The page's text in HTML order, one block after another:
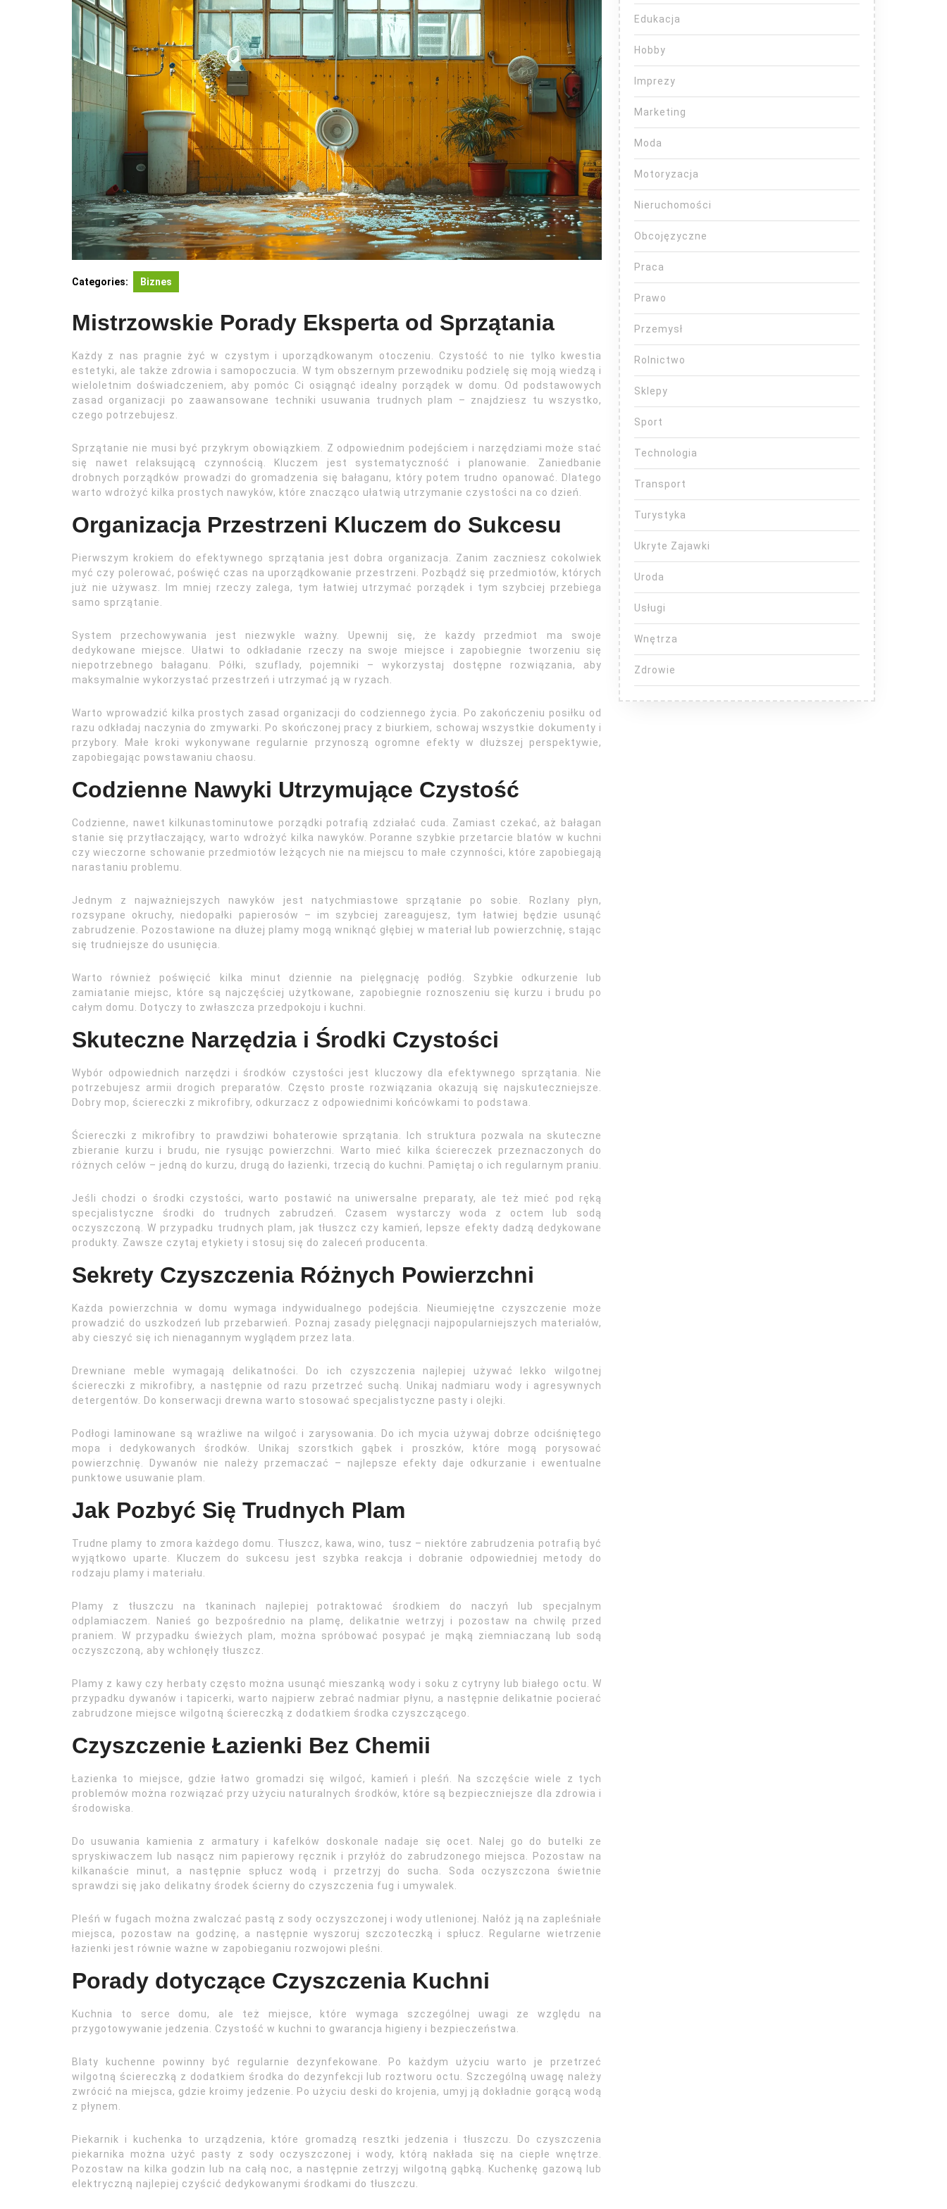
Categories: Biznes
Mistrzowskie Porady Eksperta od Sprzątania
Każdy z nas pragnie żyć w czystym i uporządkowanym otoczeniu. Czystość to nie tylko kwestia
estetyki, ale także zdrowia i samopoczucia. W tym obszernym przewodniku podzielę się moją wiedzą i
wieloletnim doświadczeniem, aby pomóc Ci osiągnąć idealny porządek w domu. Od podstawowych
zasad organizacji po zaawansowane techniki usuwania trudnych plam – znajdziesz tu wszystko,
czego potrzebujesz.
Sprzątanie nie musi być przykrym obowiązkiem. Z odpowiednim podejściem i narzędziami może stać
się nawet relaksującą czynnością. Kluczem jest systematyczność i planowanie. Zaniedbanie
drobnych porządków prowadzi do gromadzenia się bałaganu, który potem trudno opanować. Dlatego
warto wdrożyć kilka prostych nawyków, które znacząco ułatwią utrzymanie czystości na co dzień.
Organizacja Przestrzeni Kluczem do Sukcesu
Pierwszym krokiem do efektywnego sprzątania jest dobra organizacja. Zanim zaczniesz cokolwiek
myć czy polerować, poświęć czas na uporządkowanie przestrzeni. Pozbądź się przedmiotów, których
już nie używasz. Im mniej rzeczy zalega, tym łatwiej utrzymać porządek i tym szybciej przebiega
samo sprzątanie.
System przechowywania jest niezwykle ważny. Upewnij się, że każdy przedmiot ma swoje
dedykowane miejsce. Ułatwi to odkładanie rzeczy na swoje miejsce i zapobiegnie tworzeniu się
niepotrzebnego bałaganu. Półki, szuflady, pojemniki – wykorzystaj dostępne rozwiązania, aby
maksymalnie wykorzystać przestrzeń i utrzymać ją w ryzach.
Warto wprowadzić kilka prostych zasad organizacji do codziennego życia. Po zakończeniu posiłku od
razu odkładaj naczynia do zmywarki. Po skończonej pracy z biurkiem, schowaj wszystkie dokumenty i
przybory. Małe kroki wykonywane regularnie przynoszą ogromne efekty w dłuższej perspektywie,
zapobiegając powstawaniu chaosu.
Codzienne Nawyki Utrzymujące Czystość
Codzienne, nawet kilkunastominutowe porządki potrafią zdziałać cuda. Zamiast czekać, aż bałagan
stanie się przytłaczający, warto wdrożyć kilka nawyków. Poranne szybkie przetarcie blatów w kuchni
czy wieczorne schowanie przedmiotów leżących nie na miejscu to małe czynności, które zapobiegają
narastaniu problemu.
Jednym z najważniejszych nawyków jest natychmiastowe sprzątanie po sobie. Rozlany płyn,
rozsypane okruchy, niedopałki papierosów – im szybciej zareagujesz, tym łatwiej będzie usunąć
zabrudzenie. Pozostawione na dłużej plamy mogą wniknąć głębiej w materiał lub powierzchnię, stając
się trudniejsze do usunięcia.
Warto również poświęcić kilka minut dziennie na pielęgnację podłóg. Szybkie odkurzenie lub
zamiatanie miejsc, które są najczęściej użytkowane, zapobiegnie roznoszeniu się kurzu i brudu po
całym domu. Dotyczy to zwłaszcza przedpokoju i kuchni.
Skuteczne Narzędzia i Środki Czystości
Wybór odpowiednich narzędzi i środków czystości jest kluczowy dla efektywnego sprzątania. Nie
potrzebujesz armii drogich preparatów. Często proste rozwiązania okazują się najskuteczniejsze.
Dobry mop, ściereczki z mikrofibry, odkurzacz z odpowiednimi końcówkami to podstawa.
Ściereczki z mikrofibry to prawdziwi bohaterowie sprzątania. Ich struktura pozwala na skuteczne
zbieranie kurzu i brudu, nie rysując powierzchni. Warto mieć kilka ściereczek przeznaczonych do
różnych celów – jedną do kurzu, drugą do łazienki, trzecią do kuchni. Pamiętaj o ich regularnym praniu.
Jeśli chodzi o środki czystości, warto postawić na uniwersalne preparaty, ale też mieć pod ręką
specjalistyczne środki do trudnych zabrudzeń. Czasem wystarczy woda z octem lub sodą
oczyszczoną. W przypadku trudnych plam, jak tłuszcz czy kamień, lepsze efekty dadzą dedykowane
produkty. Zawsze czytaj etykiety i stosuj się do zaleceń producenta.
Sekrety Czyszczenia Różnych Powierzchni
Każda powierzchnia w domu wymaga indywidualnego podejścia. Nieumiejętne czyszczenie może
prowadzić do uszkodzeń lub przebarwień. Poznaj zasady pielęgnacji najpopularniejszych materiałów,
aby cieszyć się ich nienagannym wyglądem przez lata.
Drewniane meble wymagają delikatności. Do ich czyszczenia najlepiej używać lekko wilgotnej
ściereczki z mikrofibry, a następnie od razu przetrzeć suchą. Unikaj nadmiaru wody i agresywnych
detergentów. Do konserwacji drewna warto stosować specjalistyczne pasty i olejki.
Podłogi laminowane są wrażliwe na wilgoć i zarysowania. Do ich mycia używaj dobrze odciśniętego
mopa i dedykowanych środków. Unikaj szorstkich gąbek i proszków, które mogą porysować
powierzchnię. Dywanów nie należy przemaczać – najlepsze efekty daje odkurzanie i ewentualne
punktowe usuwanie plam.
Jak Pozbyć Się Trudnych Plam
Trudne plamy to zmora każdego domu. Tłuszcz, kawa, wino, tusz – niektóre zabrudzenia potrafią być
wyjątkowo uparte. Kluczem do sukcesu jest szybka reakcja i dobranie odpowiedniej metody do
rodzaju plamy i materiału.
Plamy z tłuszczu na tkaninach najlepiej potraktować środkiem do naczyń lub specjalnym
odplamiaczem. Nanieś go bezpośrednio na plamę, delikatnie wetrzyj i pozostaw na chwilę przed
praniem. W przypadku świeżych plam, można spróbować posypać je mąką ziemniaczaną lub sodą
oczyszczoną, aby wchłonęły tłuszcz.
Plamy z kawy czy herbaty często można usunąć mieszanką wody i soku z cytryny lub białego octu. W
przypadku dywanów i tapicerki, warto najpierw zebrać nadmiar płynu, a następnie delikatnie pocierać
zabrudzone miejsce wilgotną ściereczką z dodatkiem środka czyszczącego.
Czyszczenie Łazienki Bez Chemii
Łazienka to miejsce, gdzie łatwo gromadzi się wilgoć, kamień i pleśń. Na szczęście wiele z tych
problemów można rozwiązać przy użyciu naturalnych środków, które są bezpieczniejsze dla zdrowia i
środowiska.
Do usuwania kamienia z armatury i kafelków doskonale nadaje się ocet. Nalej go do butelki ze
spryskiwaczem lub nasącz nim papierowy ręcznik i przyłóż do zabrudzonego miejsca. Pozostaw na
kilkanaście minut, a następnie spłucz wodą i przetrzyj do sucha. Soda oczyszczona świetnie
sprawdzi się jako delikatny środek ścierny do czyszczenia fug i umywalek.
Pleśń w fugach można zwalczać pastą z sody oczyszczonej i wody utlenionej. Nałóż ją na zapleśniałe
miejsca, pozostaw na godzinę, a następnie wyszoruj szczoteczką i spłucz. Regularne wietrzenie
łazienki jest równie ważne w zapobieganiu rozwojowi pleśni.
Porady dotyczące Czyszczenia Kuchni
Kuchnia to serce domu, ale też miejsce, które wymaga szczególnej uwagi ze względu na
przygotowywanie jedzenia. Czystość w kuchni to gwarancja higieny i bezpieczeństwa.
Blaty kuchenne powinny być regularnie dezynfekowane. Po każdym użyciu warto je przetrzeć
wilgotną ściereczką z dodatkiem środka do dezynfekcji lub roztworu octu. Szczególną uwagę należy
zwrócić na miejsca, gdzie kroimy jedzenie. Po użyciu deski do krojenia, umyj ją dokładnie gorącą wodą
z płynem.
Piekarnik i kuchenka to urządzenia, które gromadzą resztki jedzenia i tłuszczu. Do czyszczenia
piekarnika można użyć pasty z sody oczyszczonej i wody, którą nakłada się na ciepłe wnętrze.
Pozostaw na kilka godzin lub na całą noc, a następnie zetrzyj wilgotną gąbką. Kuchenkę gazową lub
elektryczną najlepiej czyścić dedykowanymi środkami do tłuszczu.
Edukacja
Hobby
Imprezy
Marketing
Moda
Motoryzacja
Nieruchomości
Obcojęzyczne
Praca
Prawo
Przemysł
Rolnictwo
Sklepy
Sport
Technologia
Transport
Turystyka
Ukryte Zajawki
Uroda
Usługi
Wnętrza
Zdrowie